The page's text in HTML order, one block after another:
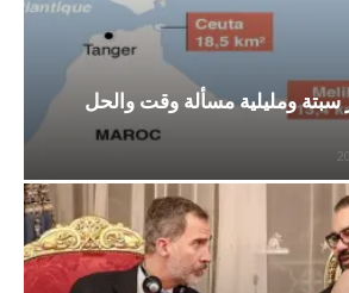
سبتة ومليلية مسألة وقت والحل